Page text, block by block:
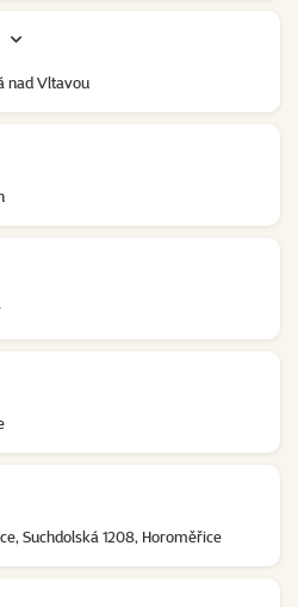
nad Vltavou
Suchdolská 1208, Horoměřice